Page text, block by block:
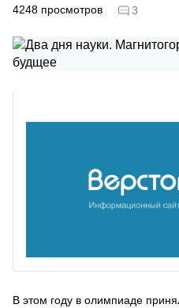
4248 просмотров 3
В этом году в олимпиаде